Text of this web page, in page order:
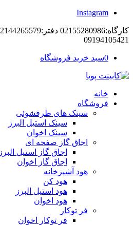
Instagram
09194105421
0سبد خرید فروشگاه
خانه
فروشگاه
سینک های ظرفشوئی
سینک استیل البرز
سینک اخوان
اجاق گاز صفحه ای
اجاق گاز استیل البرز
اجاق گاز اخوان
هود آشپزخانه
هود کن
هود استیل البرز
هود اخوان
فر توکار
فر توکار اخوان